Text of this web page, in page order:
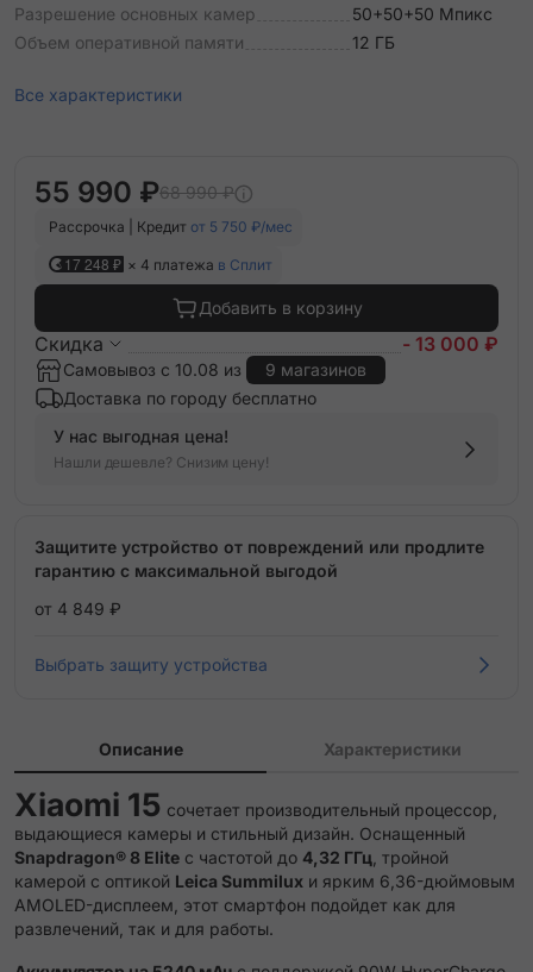
Разрешение основных камер
50+50+50 Мпикс
Объем оперативной памяти
12 ГБ
Все характеристики
55 990 ₽68 990 ₽
Рассрочка | Кредит от 5 750 ₽/мес
17 248 ₽ × 4 платежа в Сплит
Добавить в корзину
Скидка - 13 000 ₽
Самовывоз с 10.08 из
9 магазинов
Доставка по городу бесплатно
У нас выгодная цена!
Нашли дешевле? Снизим цену!
Защитите устройство от повреждений или продлите
гарантию с максимальной выгодой
от 4 849 ₽
Выбрать защиту устройства
Описание Характеристики
Xiaomi 15 сочетает производительный процессор,
выдающиеся камеры и стильный дизайн. Оснащенный
Snapdragon® 8 Elite с частотой до 4,32 ГГц , тройной
камерой с оптикой Leica Summilux и ярким 6,36-дюймовым
AMOLED-дисплеем, этот смартфон подойдет как для
развлечений, так и для работы.